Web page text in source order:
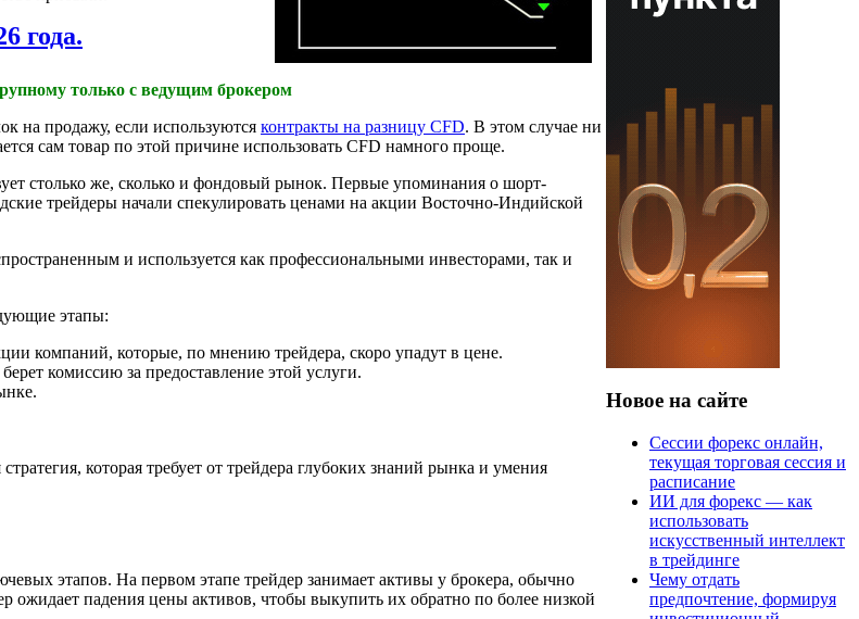
года.
только с ведущим брокером
на продажу, если используются контракты на разницу CFD. В этом случае ни
сам товар по этой причине использовать CFD намного проще.
столько же, сколько и фондовый рынок. Первые упоминания о шорт-
трейдеры начали спекулировать ценами на акции Восточно-Индийской
и используется как профессиональными инвесторами, так и
этапы:
компаний, которые, по мнению трейдера, скоро упадут в цене.
комиссию за предоставление этой услуги.
которая требует от трейдера глубоких знаний рынка и умения
этапов. На первом этапе трейдер занимает активы у брокера, обычно
ожидает падения цены активов, чтобы выкупить их обратно по более низкой
Новое на сайте
Сессии форекс онлайн,
текущая торговая сессия и
расписание
ИИ для форекс — как
использовать
искусственный интеллект
в трейдинге
Чему отдать
предпочтение, формируя